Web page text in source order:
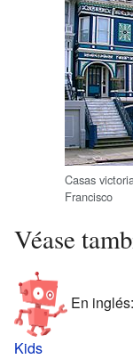
Casas
Francisco
Véase
En inglés:
Kids